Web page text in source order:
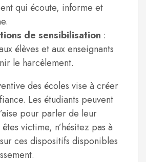
qui écoute, informe et
de sensibilisation :
élèves et aux enseignants
le harcèlement.
des écoles vise à créer
Les étudiants peuvent
pour parler de leur
victime, n’hésitez pas à
ces dispositifs disponibles